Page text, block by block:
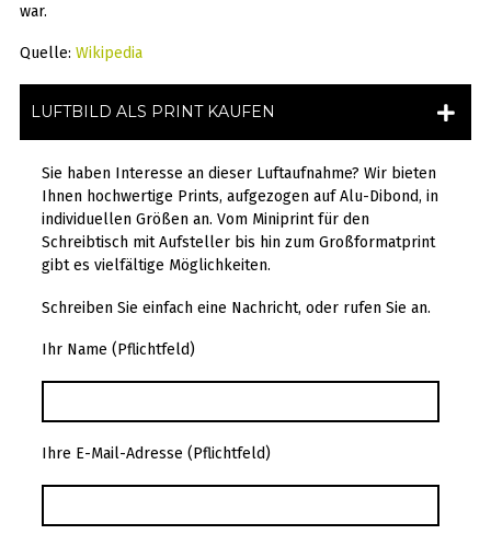
war.
Quelle: Wikipedia
LUFTBILD ALS PRINT KAUFEN
Sie haben Interesse an dieser Luftaufnahme? Wir bieten
Ihnen hochwertige Prints, aufgezogen auf Alu-Dibond, in
individuellen Größen an. Vom Miniprint für den
Schreibtisch mit Aufsteller bis hin zum Großformatprint
gibt es vielfältige Möglichkeiten.
Schreiben Sie einfach eine Nachricht, oder rufen Sie an.
Ihr Name (Pflichtfeld)
Ihre E-Mail-Adresse (Pflichtfeld)